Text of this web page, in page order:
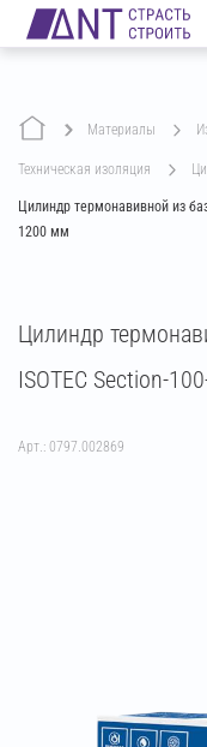
Материалы
техническая изоляция
Цилиндр термонавивной из
1200 мм
Цилиндр
ISOTEC Section-
Арт.: 0797.002869